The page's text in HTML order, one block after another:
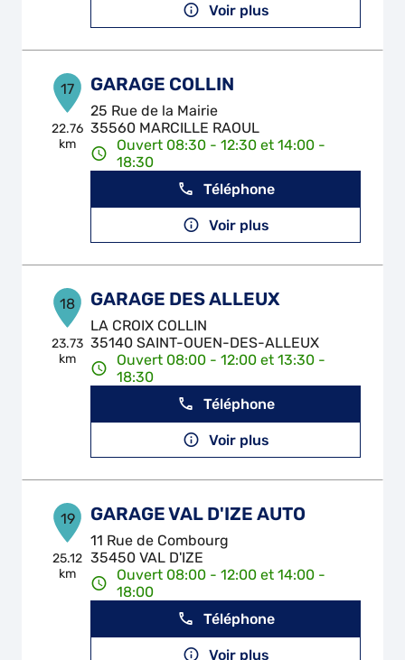
Voir plus
17
22.76
km
GARAGE COLLIN
25 Rue de la Mairie
35560 MARCILLE RAOUL
Ouvert 08:30 - 12:30 et 14:00 -
18:30
Téléphone
Voir plus
18
23.73
km
GARAGE DES ALLEUX
LA CROIX COLLIN
35140 SAINT-OUEN-DES-ALLEUX
Ouvert 08:00 - 12:00 et 13:30 -
18:30
Téléphone
Voir plus
19
25.12
km
GARAGE VAL D'IZE AUTO
11 Rue de Combourg
35450 VAL D'IZE
Ouvert 08:00 - 12:00 et 14:00 -
18:00
Téléphone
Voir plus